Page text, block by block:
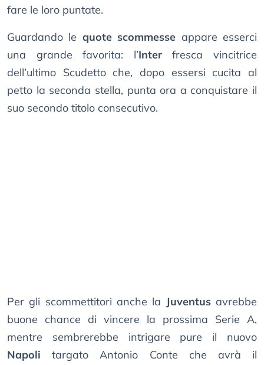
fare le loro puntate.
Guardando le quote scommesse appare esserci
una grande favorita: l’Interfresca vincitrice
dell’ultimo Scudetto che, dopo essersi cucita al
petto la seconda stella, punta ora a conquistare il
suo secondo titolo consecutivo.
Per gli scommettitori anche la Juventusavrebbe
buone chance di vincere la prossima Serie A,
mentre sembrerebbe intrigare pure il nuovo
Napoli targato Antonio Conte che avrà il